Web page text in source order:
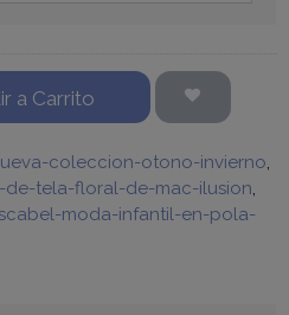
a Carrito
coleccion-otono-invierno
tela-floral-de-mac-ilusion
moda-infantil-en-pola-